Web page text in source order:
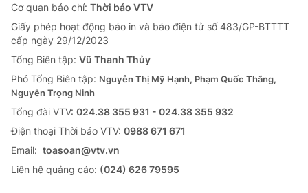
Cơ quan báo chí: Thời báo VTV
Giấy phép hoạt động báo in và báo điện tử số 483/GP-BTTTT
cấp ngày 29/12/2023
Tổng Biên tập: Vũ Thanh Thủy
Phó Tổng Biên tập: Nguyễn Thị Mỹ Hạnh, Phạm Quốc Thắng,
Nguyễn Trọng Ninh
Tổng đài VTV: 024.38 355 931 - 024.38 355 932
Ðiện thoại Thời báo VTV: 0988 671 671
Email: toasoan@vtv.vn
Liên hệ quảng cáo: (024) 626 79595